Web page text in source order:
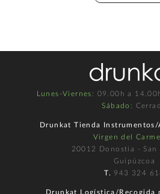
Lunes-Viernes : 09.00h a
Sábado :
Drunkat Tienda
Virgen del
20012 Donostia - San
Guipúzcoa
T. 943 324
Drunkat Logística/Recogida